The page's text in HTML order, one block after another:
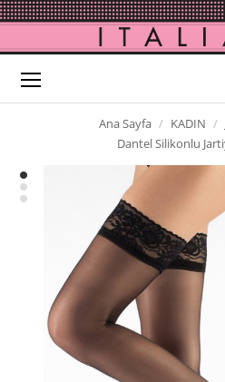
Ana Sayfa KADIN
Dantel Silikonlu